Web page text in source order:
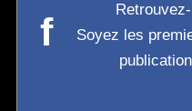
f
Soyez les